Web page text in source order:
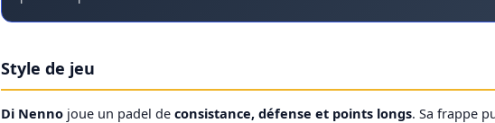
Style de jeu
Di Nenno joue un padel de consistance, défense et points longs. Sa frappe